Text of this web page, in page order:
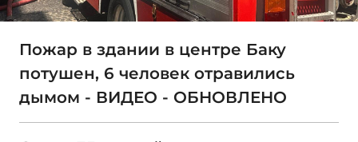
Пожар в здании в центре Баку
потушен, 6 человек отравились
дымом - ВИДЕО - ОБНОВЛЕНО